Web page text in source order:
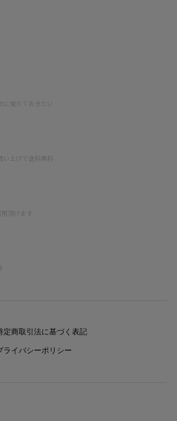
に覚えておきたい
上げで送料無料
頂けます
定商取引法に基づく表記
ライバシーポリシー